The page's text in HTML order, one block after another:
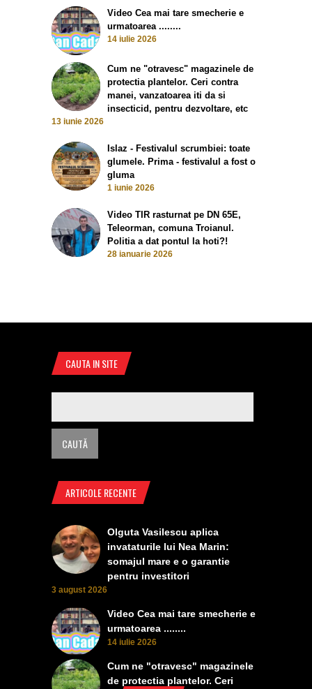
Video Cea mai tare smecherie e
urmatoarea ........
14 iulie 2026
Cum ne "otravesc" magazinele de
protectia plantelor. Ceri contra
manei, vanzatoarea iti da si
insecticid, pentru dezvoltare, etc
13 iunie 2026
Islaz - Festivalul scrumbiei: toate
glumele. Prima - festivalul a fost o
gluma
1 iunie 2026
Video TIR rasturnat pe DN 65E,
Teleorman, comuna Troianul.
Politia a dat pontul la hoti?!
28 ianuarie 2026
CAUTA IN SITE
ARTICOLE RECENTE
Olguta Vasilescu aplica
invataturile lui Nea Marin:
somajul mare e o garantie
pentru investitori
3 august 2026
Video Cea mai tare smecherie e
urmatoarea ........
14 iulie 2026
Cum ne "otravesc" magazinele
de protectia plantelor. Ceri